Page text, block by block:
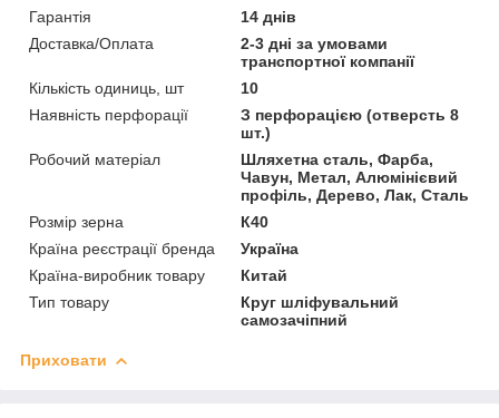
Гарантія
14 днів
Доставка/Оплата
2-3 дні за умовами
транспортної компанії
Кількість одиниць, шт
10
Наявність перфорації
З перфорацією (отверсть 8
шт.)
Робочий матеріал
Шляхетна сталь, Фарба,
Чавун, Метал, Алюмінієвий
профіль, Дерево, Лак, Сталь
Розмір зерна
К40
Країна реєстрації бренда
Україна
Країна-виробник товару
Китай
Тип товару
Круг шліфувальний
самозачіпний
Приховати